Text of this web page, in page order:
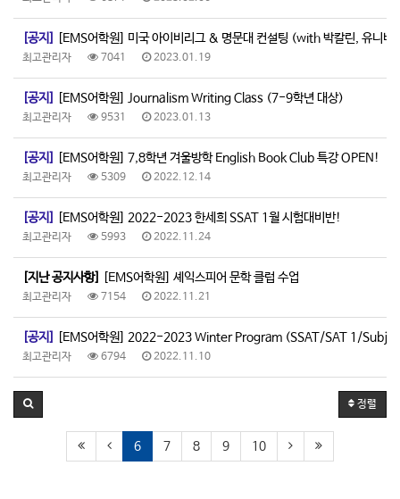
[공지] [EMS어학원] 미국 아이비리그 & 명문대 컨설팅 (with 박칼린, 유니버
최고관리자 7041 2023.01.19
[공지] [EMS어학원] Journalism Writing Class (7-9학년 대상)
최고관리자 9531 2023.01.13
[공지] [EMS어학원] 7,8학년 겨울방학 English Book Club 특강 OPEN!
최고관리자 5309 2022.12.14
[공지] [EMS어학원] 2022-2023 한세희 SSAT 1월 시험대비반!
최고관리자 5993 2022.11.24
[지난 공지사항] [EMS어학원] 셰익스피어 문학 클럽 수업
최고관리자 7154 2022.11.21
[공지] [EMS어학원] 2022-2023 Winter Program (SSAT/SAT 1/
최고관리자 6794 2022.11.10
정렬
6 7 8 9 10